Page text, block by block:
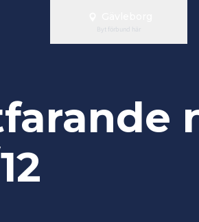
Byt förbund här